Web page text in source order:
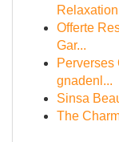
Relaxation
Offerte
Gar...
Perverses
gnadenl...
Sinsa
The